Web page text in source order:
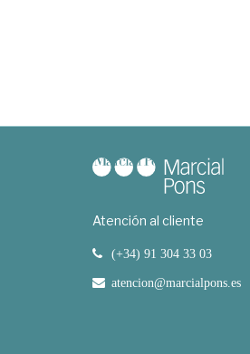
Atención al cliente
(+34) 91 304 33 03
atencion@marcialpons.es